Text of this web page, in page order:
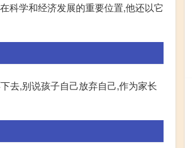
科学和经济发展的重要位置,他还以它
去,别说孩子自己放弃自己,作为家长